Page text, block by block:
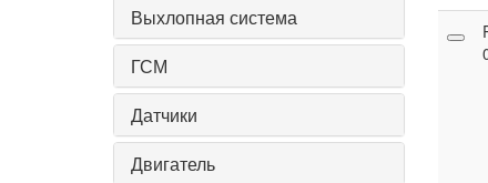
Выхлопная система
ГСМ
Датчики
Двигатель